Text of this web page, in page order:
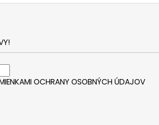
OCHRANY OSOBNÝCH ÚDAJOV